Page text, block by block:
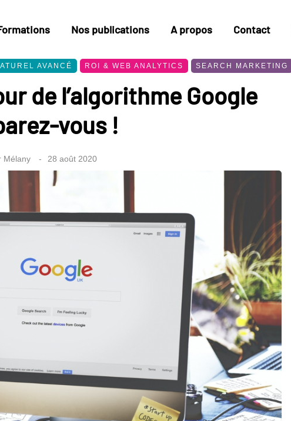
Nos publications A propos Contact
AVANCÉ ROI & WEB ANALYTICS SEARCH MARKETING
de l’algorithme Google
vous !
Mélany 28 août 2020